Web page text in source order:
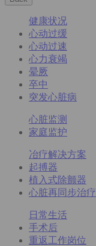
健康状况
心动过缓
心动过速
心力衰竭
晕厥
卒中
突发心脏病
心脏监测
家庭监护
冶疗解决方案
起搏器
植入式除颤器
心脏再同步治疗
日常生活
手术后
重返工作岗位